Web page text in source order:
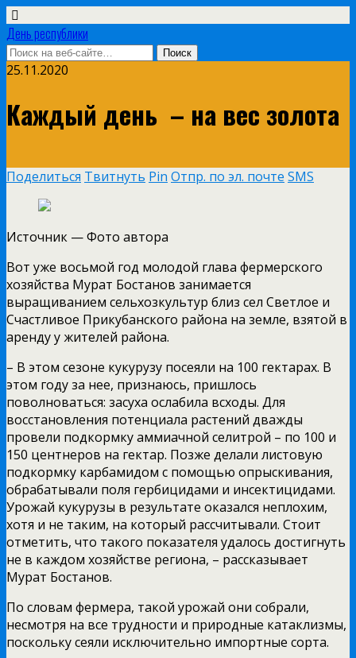
День республики
25.11.2020
Каждый день ­ – на вес золота
Поделиться Твитнуть Pin Отпр. по эл. почте SMS
Источник —Фото автора
Вот уже восьмой год молодой глава фермерского
хозяйства Мурат Бостанов занимается
выращиванием сельхозкультур близ сел Светлое и
Счастливое Прикубанского района на земле, взятой в
аренду у жителей района.
– В этом сезоне кукурузу посеяли на 100 гектарах. В
этом году за нее, признаюсь, пришлось
поволноваться: засуха ослабила всходы. Для
восстановления потенциала растений дважды
провели подкормку аммиачной селитрой – по 100 и
150 центнеров на гектар. Позже делали листовую
подкормку карбамидом с помощью опрыскивания,
обрабатывали поля гербицидами и инсектицидами.
Урожай кукурузы в результате оказался неплохим,
хотя и не таким, на который рассчитывали. Стоит
отметить, что такого показателя удалось достигнуть
не в каждом хозяйстве региона, – рассказывает
Мурат Бостанов.
По словам фермера, такой урожай они собрали,
несмотря на все трудности и природные катаклизмы,
поскольку сеяли исключительно импортные сорта.